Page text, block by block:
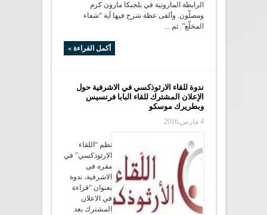
الرابطة المارونية في بلجيكا مارون كرم
ومصلّون. وألقى عظة شرح فيها آية “شفاء
المخلّع”. ثم ...
أكمل القراءة »
ندوة للقاء الارثوذكسي في الاشرفية حول
الإعلان المشترك للقاء البابا فرنسيس
وبطريرك موسكو
4 مارس,2016
نظم “اللقاء
الارثوذكسي” في
مقره في
الاشرفية، ندوة
بعنوان “قراءة
في الاعلان
المشترك بعد